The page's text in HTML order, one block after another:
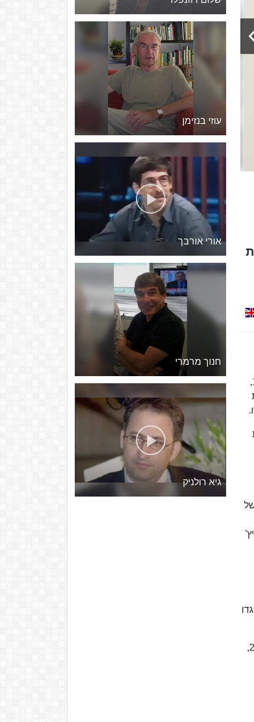
בבית הספר היסודי "ניצנים" ברחוב ניצנים (שלימים יקרא על שם אביו, נח מוזס), ובתיכון "אהל שם". ב-25 בספטמבר 1967,
נגדו
בתקופתו של מוזס, נוספו לקבוצת ידיעות אחרונות מגזינים רבים, ובהם "פנאי פלוס", "בלייזר", "Go Style" ועוד, ובשנת 2008,
עוזי בנזימן
אורי אורבך
חנוך מרמרי
גיא רולניק